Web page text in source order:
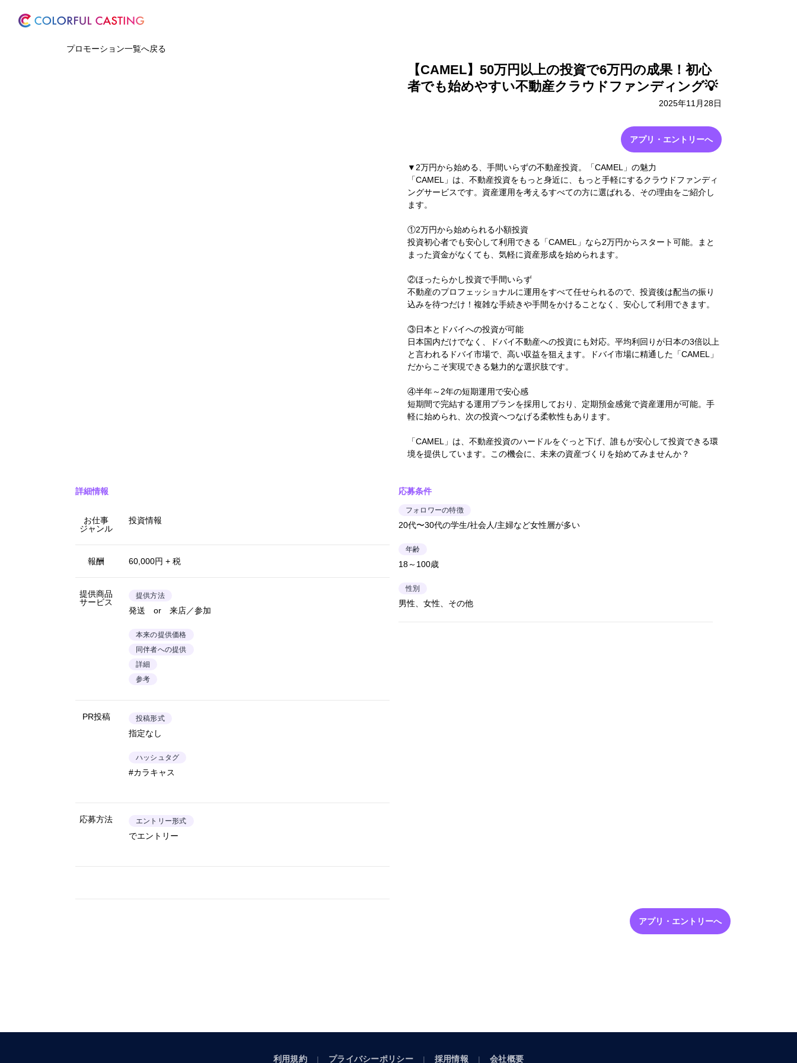
プロモーション一覧へ戻る
【CAMEL】50万円以上の投資で6万円の成果！初心
者でも始めやすい不動産クラウドファンディング💡
2025年11月28日
アプリ・エントリーへ
▼2万円から始める、手間いらずの不動産投資。「CAMEL」の魅力
「CAMEL」は、不動産投資をもっと身近に、もっと手軽にするクラウドファンディ
ングサービスです。資産運用を考えるすべての方に選ばれる、その理由をご紹介し
ます。
①2万円から始められる小額投資
投資初心者でも安心して利用できる「CAMEL」なら2万円からスタート可能。まと
まった資金がなくても、気軽に資産形成を始められます。
②ほったらかし投資で手間いらず
不動産のプロフェッショナルに運用をすべて任せられるので、投資後は配当の振り
込みを待つだけ！複雑な手続きや手間をかけることなく、安心して利用できます。
③日本とドバイへの投資が可能
日本国内だけでなく、ドバイ不動産への投資にも対応。平均利回りが日本の3倍以上
と言われるドバイ市場で、高い収益を狙えます。ドバイ市場に精通した「CAMEL」
だからこそ実現できる魅力的な選択肢です。
④半年～2年の短期運用で安心感
短期間で完結する運用プランを採用しており、定期預金感覚で資産運用が可能。手
軽に始められ、次の投資へつなげる柔軟性もあります。
「CAMEL」は、不動産投資のハードルをぐっと下げ、誰もが安心して投資できる環
境を提供しています。この機会に、未来の資産づくりを始めてみませんか？
詳細情報
お仕事
ジャンル
投資情報
報酬 60,000円 + 税
提供商品
サービス
提供方法
発送 or 来店／参加
本来の提供価格
同伴者への提供
詳細
参考
PR投稿 投稿形式
指定なし
ハッシュタグ
#カラキャス
応募方法 エントリー形式
でエントリー
応募条件
フォロワーの特徴
20代〜30代の学生/社会人/主婦など女性層が多い
年齢
18～100歳
性別
男性、女性、その他
アプリ・エントリーへ
利用規約 プライバシーポリシー 採用情報 会社概要